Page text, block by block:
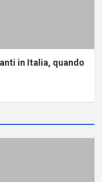
in Italia, quando